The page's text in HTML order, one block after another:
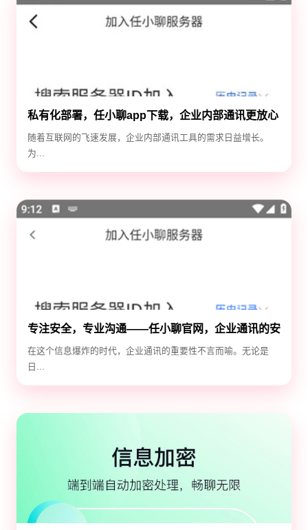
私有化部署，任小聊app下载，企业内部通讯更放心
随着互联网的飞速发展，企业内部通讯工具的需求日益增长。
为...
专注安全，专业沟通——任小聊官网，企业通讯的安
全守护神
在这个信息爆炸的时代，企业通讯的重要性不言而喻。无论是
日...